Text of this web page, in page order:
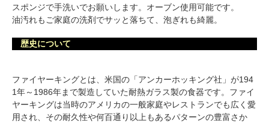
スポンジで手洗いでお願いします。オーブン使用可能です。
油汚れもご家庭の洗剤でサッと落ちて、泡ぎれも綺麗。
歴史について
ファイヤーキングとは、米国の「アンカーホッキング社」が194
1年～1986年まで製造していた耐熱ガラス製の食器です。ファイ
ヤーキングは当時のアメリカの一般家庭やレストランでも広く愛
用され、その耐久性や何百通り以上もあるパターンの豊富さか